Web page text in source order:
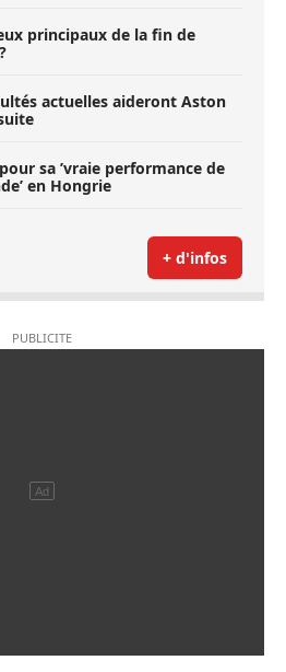
principaux de la fin de
actuelles aideront Aston
sa ’vraie performance de
en Hongrie
+ d'infos